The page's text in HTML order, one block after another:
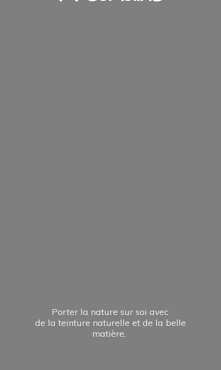
Porter la nature sur soi avec
de la teinture naturelle et de la belle
matière.